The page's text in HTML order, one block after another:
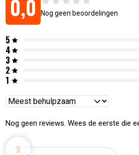
0,0 Nog geen beoordelingen
5
4
3
2
1
Reviews
Nog geen reviews. Wees de eerste die